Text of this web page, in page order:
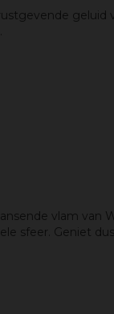
geluid
vlam van
sfeer. Geniet